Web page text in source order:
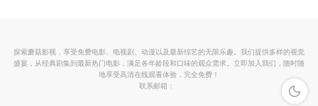
第36集 迅雷下载 复制链接
复制链接
深色模
探索蘑菇影视，享受免费电影、电视剧、动漫以及最新综艺的无限乐趣。我们提供多样的视觉
盛宴，从经典剧集到最新热门电影，满足各年龄段和口味的观众需求。立即加入我们，随时随
地享受高清在线观看体验，完全免费！
联系邮箱：